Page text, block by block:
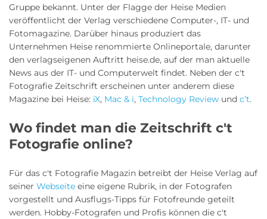
Gruppe bekannt. Unter der Flagge der Heise Medien
veröffentlicht der Verlag verschiedene Computer-, IT- und
Fotomagazine. Darüber hinaus produziert das
Unternehmen Heise renommierte Onlineportale, darunter
den verlagseigenen Auftritt heise.de, auf der man aktuelle
News aus der IT- und Computerwelt findet. Neben der c't
Fotografie Zeitschrift erscheinen unter anderem diese
Magazine bei Heise: iX, Mac & i, Technology Review und c’t.
Wo findet man die Zeitschrift c't
Fotografie online?
Für das c't Fotografie Magazin betreibt der Heise Verlag auf
seiner Webseite eine eigene Rubrik, in der Fotografen
vorgestellt und Ausflugs-Tipps für Fotofreunde geteilt
werden. Hobby-Fotografen und Profis können die c't